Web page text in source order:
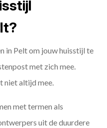
in Pelt om jouw huisstijl te
met zich mee.
niet altijd mee.
met termen als
uit de duurdere